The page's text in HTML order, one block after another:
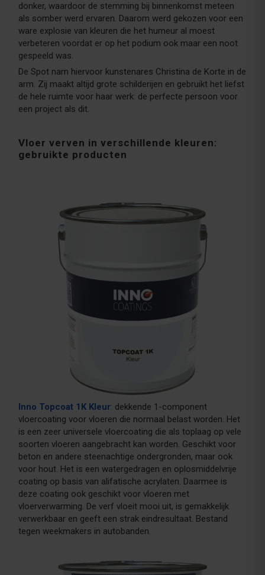
donker, waardoor de stemming bij binnenkomst meteen
als somber werd ervaren. Daarom werd gekozen voor een
ware explosie van kleuren die het humeur al moest
verbeteren voordat er op het podium ook maar een noot
gespeeld was.
De Spot nam hiervoor kunstenares Christina de Korte in de
arm. Zij maakt altijd grote schilderijen en gebruikt het liefst
de hele ruimte voor haar werk: de perfecte persoon voor
een project als dit.
Vloer verven in verschillende kleuren:
gebruikte producten
Inno Topcoat 1K Kleur: dekkende 1-component
vloercoating voor vloeren die normaal belast worden. Het
is een zeer universele vloercoating die als toplaag op vele
soorten vloeren aangebracht kan worden. Geschikt voor
beton en andere steenachtige ondergronden, maar ook
voor hout. Het is een watergedragen en oplosmiddelvrije
coating op basis van alifatische acrylaten. Daarmee is
deze coating ook geschikt voor vloeren met
vloerverwarming. De verf vloeit mooi uit, is gemakkelijk
verwerkbaar en geeft een strak eindresultaat. Bestand
tegen weekmakers in autobanden.